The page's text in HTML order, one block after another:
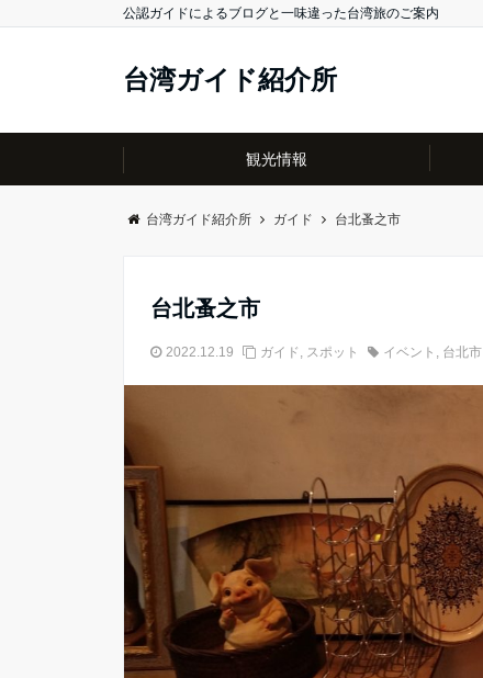
公認ガイドによるブログと一味違った台湾旅のご案内
台湾ガイド紹介所
観光情報
台湾ガイド紹介所 ガイド 台北蚤之市
台北蚤之市
2022.12.19 ガイド , スポット イベント , 台北市